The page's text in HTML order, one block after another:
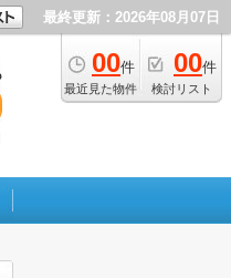
最終更新：2026年08月07日
00件
最近見た物件
00件
検討リスト